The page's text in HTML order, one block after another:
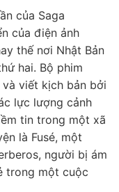
của Saga
của điện ảnh
thế nơi Nhật Bản
hai. Bộ phim
viết kịch bản bởi
lực lượng cảnh
tin trong một xã
là Fusé, một
người bị ám
trong một cuộc